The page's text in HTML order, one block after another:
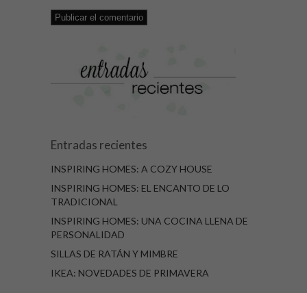
Entradas recientes
INSPIRING HOMES: A COZY HOUSE
INSPIRING HOMES: EL ENCANTO DE LO
TRADICIONAL
INSPIRING HOMES: UNA COCINA LLENA DE
PERSONALIDAD
SILLAS DE RATÁN Y MIMBRE
IKEA: NOVEDADES DE PRIMAVERA